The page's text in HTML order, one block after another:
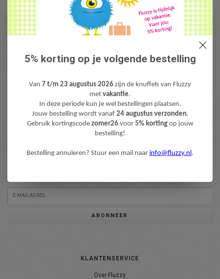
Fluzzy is de webshop met bijzondere Knuffels & Pluche! Lieve teddyberen,
mooie knuffeldieren, gekke fantasie & fun knuffels, pluche figuren bekend
van Film & TV en zacht pluche baby speelgoed. Levertijd: 1-3 werdagen.
NIEUWSBRIEF
ABONNEER
KLANTENSERVICE
Over Fluzzy
5% korting op je volgende bestelling
Van 7 t/m 23 augustus 2026 zijn de knuffels van Fluzzy
met vakantie.
In deze periode kun je wel bestellingen plaatsen.
Jouw bestelling wordt vanaf 24 augustus verzonden.
Gebruik kortingscode zomer26 voor 5% kortingop jouw
bestelling!
Bestelling annuleren? Stuur een mail naar info@fluzzy.nl .